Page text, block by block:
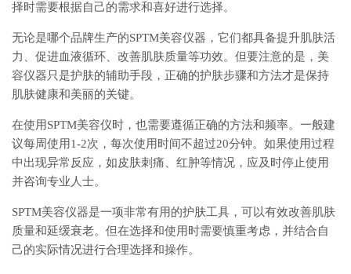
择时需要根据自己的需求和喜好进行选择。
无论是哪个品牌生产的SPTM美容仪器，它们都具备提升肌肤活
力、促进血液循环、改善肌肤质量等功效。但要注意的是，美
容仪器只是护肤的辅助手段，正确的护肤步骤和方法才是保持
肌肤健康和美丽的关键。
在使用SPTM美容仪时，也需要遵循正确的方法和频率。一般建
议每周使用1-2次，每次使用时间不超过20分钟。如果使用过程
中出现异常反应，如皮肤刺痛、红肿等情况，应及时停止使用
并咨询专业人士。
SPTM美容仪器是一项非常有用的护肤工具，可以有效改善肌肤
质量和延缓衰老。但在选择和使用时需要慎重考虑，并结合自
己的实际情况进行合理选择和操作。